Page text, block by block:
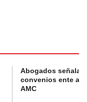
Abogados
convenios ente
AMC